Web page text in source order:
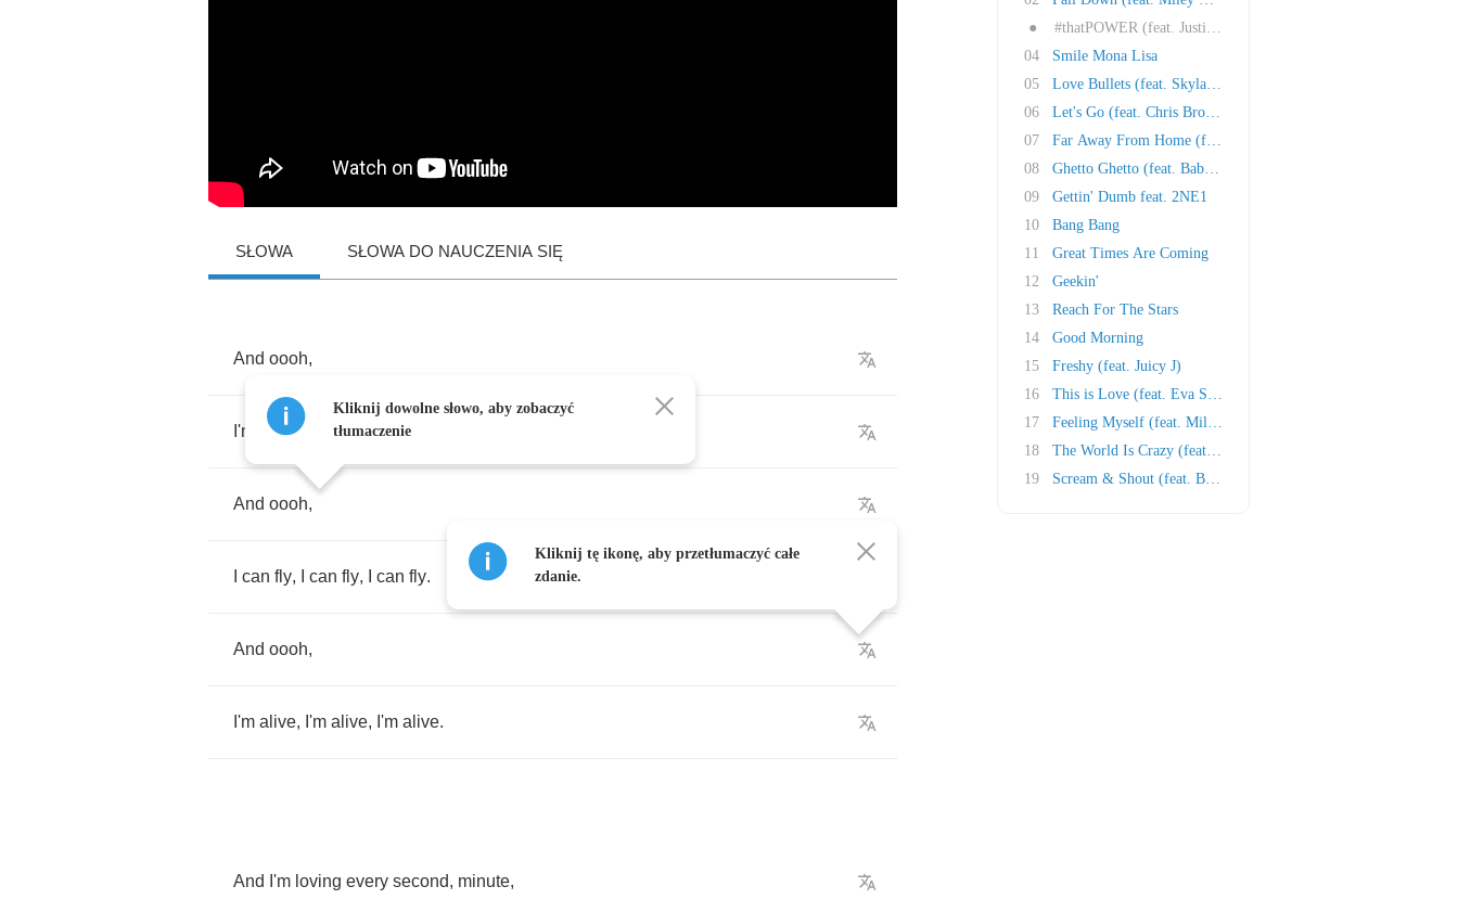
SŁOWA SŁOWA DO NAUCZENIA SIĘ
And oooh,
I'm alive, alive,I'm alive
And oooh,
can fly, can fly, can fly.
And oooh,
I'm alive, I'm alive, I'm alive.
And I'm loving every second, minute,
Kliknij dowolne słowo, aby zobaczyć
tłumaczenie
Kliknij tę ikonę, aby przetłumaczyć całe
zdanie.
●
#thatPOWER (feat. Justin Bieber)
04
Smile Mona Lisa
05
Love Bullets (feat. Skylar Grey)
06
Let's Go (feat. Chris Brown)
07
Far Away From Home (feat. Nicole Scherzinger)
08
Ghetto Ghetto (feat. Baby Kaely)
09
Gettin' Dumb feat. 2NE1
10
Bang Bang
11
Great Times Are Coming
12
Geekin'
13
Reach For The Stars
14
Good Morning
15
Freshy (feat. Juicy J)
16
This is Love (feat. Eva Simons)
17
Feeling Myself (feat. Miley Cyrus, Wiz Khalif..
18
The World Is Crazy (feat. Dante Santiago)
19
Scream & Shout (feat. Britney Spears)